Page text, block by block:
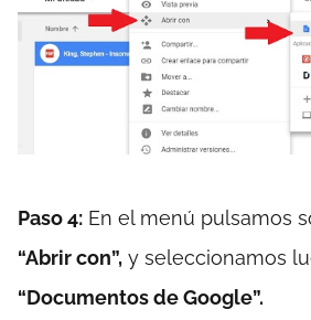
Paso 4: En el menú pulsamos
“Abrir con”, y seleccionamos
“Documentos de Google”.